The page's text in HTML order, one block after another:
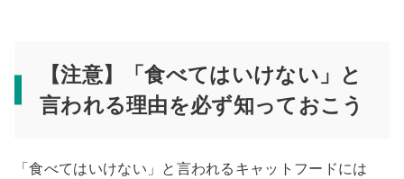
【注意】「食べてはいけない」と
言われる理由を必ず知っておこう
「食べてはいけない」と言われるキャットフードには